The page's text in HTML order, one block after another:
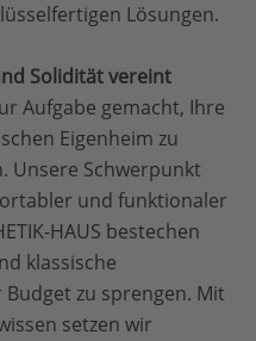
Lösungen.
Solidität vereint
Aufgabe gemacht, Ihre
Eigenheim zu
Unsere Schwerpunkt
und funktionaler
HAUS bestechen
klassische
zu sprengen. Mit
setzen wir